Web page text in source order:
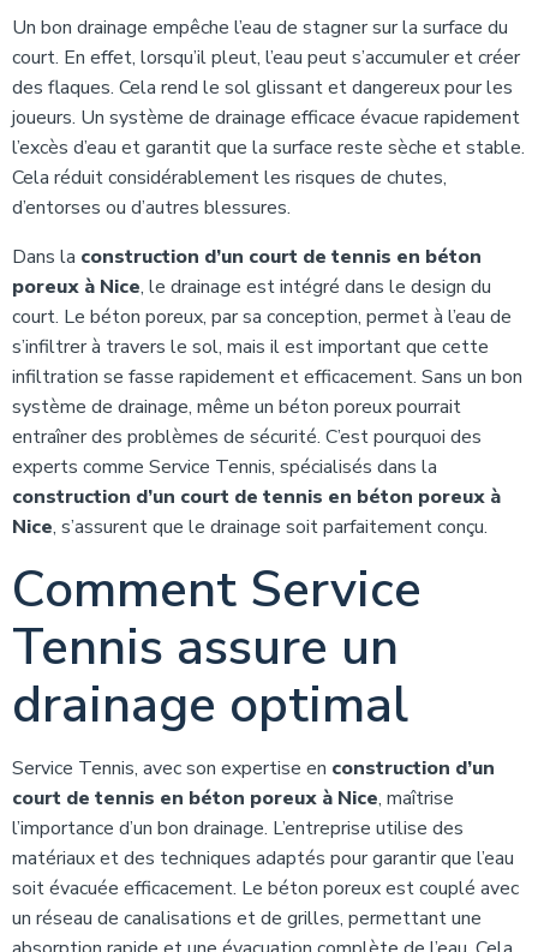
Un bon drainage empêche l’eau de stagner sur la surface du
court. En effet, lorsqu’il pleut, l’eau peut s’accumuler et créer
des flaques. Cela rend le sol glissant et dangereux pour les
joueurs. Un système de drainage efficace évacue rapidement
l’excès d’eau et garantit que la surface reste sèche et stable.
Cela réduit considérablement les risques de chutes,
d’entorses ou d’autres blessures.
Dans la construction d’un court de tennis en béton
poreux à Nice, le drainage est intégré dans le design du
court. Le béton poreux, par sa conception, permet à l’eau de
s’infiltrer à travers le sol, mais il est important que cette
infiltration se fasse rapidement et efficacement. Sans un bon
système de drainage, même un béton poreux pourrait
entraîner des problèmes de sécurité. C’est pourquoi des
experts comme Service Tennis, spécialisés dans la
construction d’un court de tennis en béton poreux à
Nice, s’assurent que le drainage soit parfaitement conçu.
Comment Service
Tennis assure un
drainage optimal
Service Tennis, avec son expertise en construction d’un
court de tennis en béton poreux à Nice, maîtrise
l’importance d’un bon drainage. L’entreprise utilise des
matériaux et des techniques adaptés pour garantir que l’eau
soit évacuée efficacement. Le béton poreux est couplé avec
un réseau de canalisations et de grilles, permettant une